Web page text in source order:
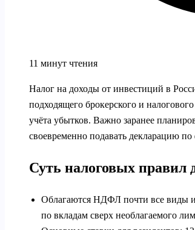
11 минут чтения
Налог на доходы от инвестиций в
подходящего брокерского и
учёта убытков. Важно заранее
своевременно подавать декларацию
Суть налоговых правил
Облагаются НДФЛ почти все виды
по вкладам сверх необлагаемого